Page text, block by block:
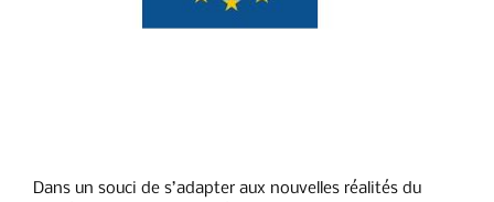
Dans un souci de s’adapter aux nouvelles réalités du